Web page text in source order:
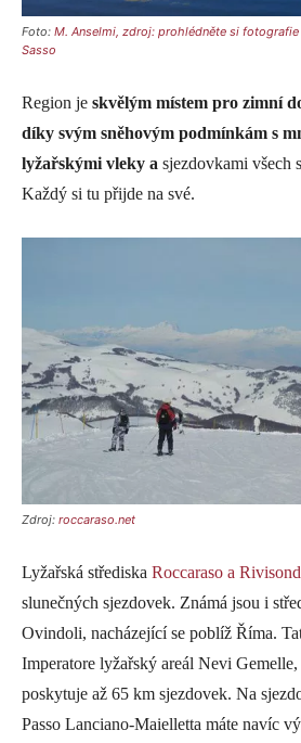
Foto: M. Anselmi, zdroj: prohlédněte si
Sasso
Region je skvělým místem pro zimní
díky svým sněhovým podmínkám s
lyžařskými vleky a sjezdovkami všech
Každý si tu přijde na své.
Zdroj: roccaraso.net
Lyžařská střediska Roccaraso a
slunečných sjezdovek. Známá jsou i
Ovindoli, nacházející se poblíž Říma.
Imperatore lyžařský areál Nevi
poskytuje až 65 km sjezdovek. Na
Passo Lanciano-Maielletta máte navíc